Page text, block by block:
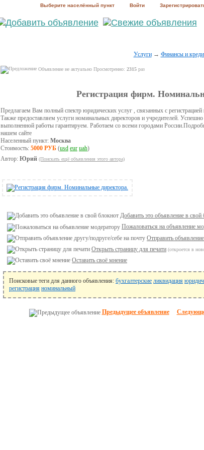
Выберите населённый пункт Войти
Услуги→ Финансы и
Объявление не актуально Просмотренно: 2315раз
Регистрация фирм.
Предлагаем Вам полный спектр юридических услуг , связанных с
Также предоставляем услуги номинальных директоров и учредителей. Успешно
выполненной работы гарантируем. Работаем со всеми городами
нашем сайте
Населенный пункт: Москва
Стоимость: 5000 РУБ(usd eur uah)
Автор: Юрий (Поискать ещё объявления этого автора)
Добавить это объявление в свой
Пожаловаться на объявление
Отправить
Открыть страницу для печати (откроется в
Оставить своё мнение
Поисковые теги для данного объявления: бухгалтерские ликвидация
регистрация номинальный
Предыдущее объявление